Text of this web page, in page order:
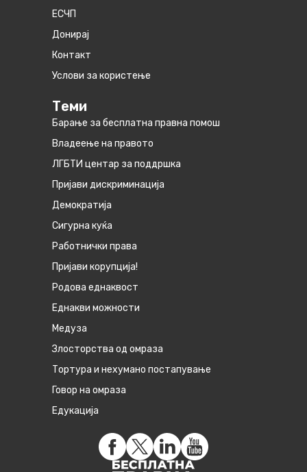
ЕСЧП
Донирај
Контакт
Услови за користење
Теми
Барање за бесплатна правна помош
Владеење на правото
ЛГБТИ центар за поддршка
Пријави дискриминација
Демократија
Сигурна куќа
Работнички права
Пријави корупција!
Родова еднаквост
Eднакви можности
Медуза
Злосторства од омраза
Тортура и нехумано постапување
Говор на омраза
Едукација